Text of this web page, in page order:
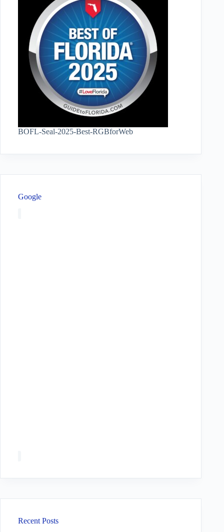
BOFL-Seal-2025-Best-RGBforWeb
Google
Recent Posts